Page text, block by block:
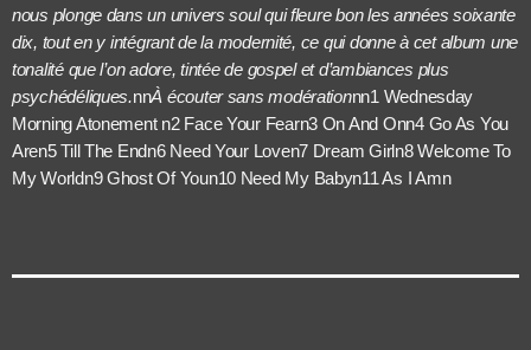
nous plonge dans un univers soul qui fleure bon les années soixante
dix, tout en y intégrant de la modernité, ce qui donne à cet album une
tonalité que l’on adore, tintée de gospel et d’ambiances plus
psychédéliques.nnÀ écouter sans modérationnn1 Wednesday
Morning Atonement n2 Face Your Fearn3 On And Onn4 Go As You
Aren5 Till The Endn6 Need Your Loven7 Dream Girln8 Welcome To
My Worldn9 Ghost Of Youn10 Need My Babyn11 As I Amn